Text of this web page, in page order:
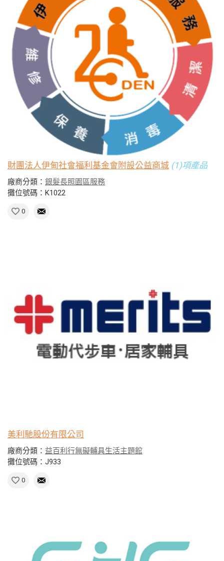
財團法人伊甸社會福利基金會附設公益商城 (1)項產品
廠商分類： 銀髮長照園區服務
攤位號碼：K1022
0
美利馳股份有限公司
廠商分類： 益百利行無礙輔具生活主題館
攤位號碼：J933
0